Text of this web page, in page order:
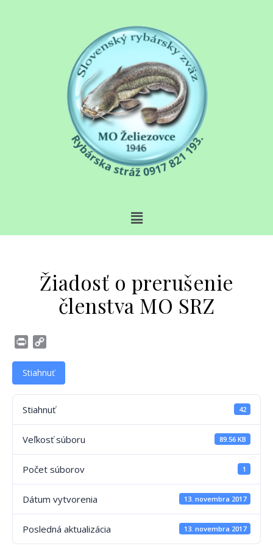
Žiadosť o prerušenie
členstva MO SRZ
Print
Stiahnuť
Stiahnuť 42
Veľkosť súboru 89.56 KB
Počet súborov 1
Dátum vytvorenia 13. novembra 2017
Posledná aktualizácia 13. novembra 2017